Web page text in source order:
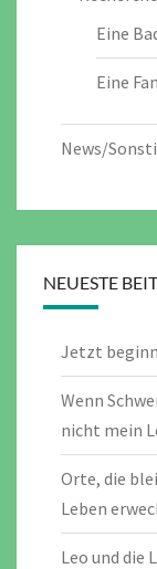
Eine
Eine
News/
NEUESTE
Jetzt
Wenn
nicht mein
Orte, die
Leben
Leo und die